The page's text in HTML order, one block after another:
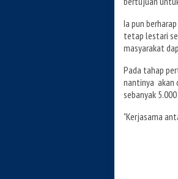
Ia pun
tetap lestari
masyarakat
Pada tahap
nantinya akan
sebanyak
"Kerjasama